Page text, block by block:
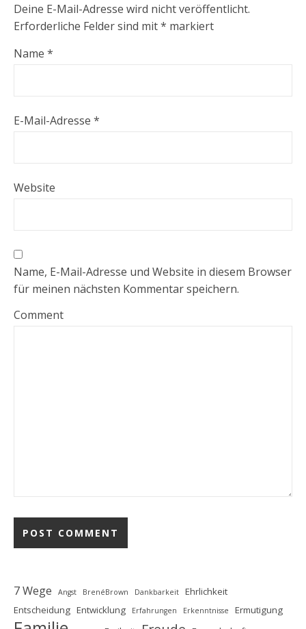
Deine E-Mail-Adresse wird nicht veröffentlicht.
Erforderliche Felder sind mit* markiert
Name *
E-Mail-Adresse *
Website
Name, E-Mail-Adresse und Website in diesem Browser
für meinen nächsten Kommentar speichern.
Comment
7 Wege Angst BrenéBrown Dankbarkeit
Ehrlichkeit
Entscheidung Entwicklung Erfahrungen Erkenntnisse Ermutigung